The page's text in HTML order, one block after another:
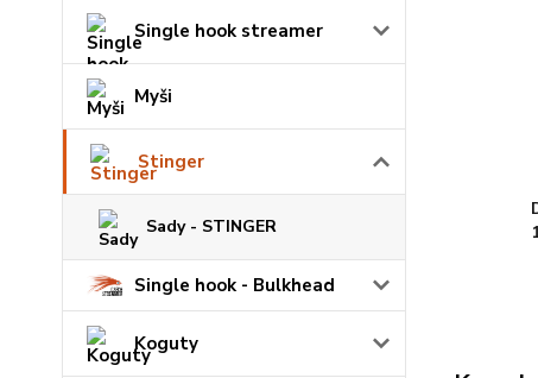
Single hook streamer
Myši
Stinger
Sady - STINGER
Single hook - Bulkhead
Koguty